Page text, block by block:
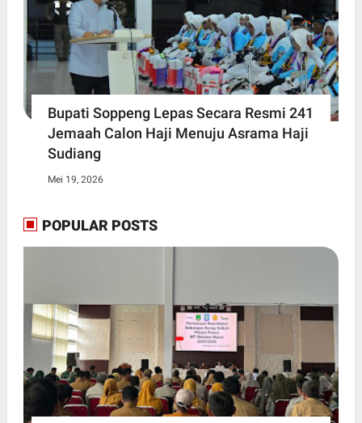
Bupati Soppeng Lepas Secara Resmi 241
Jemaah Calon Haji Menuju Asrama Haji
Sudiang
Mei 19, 2026
POPULAR POSTS